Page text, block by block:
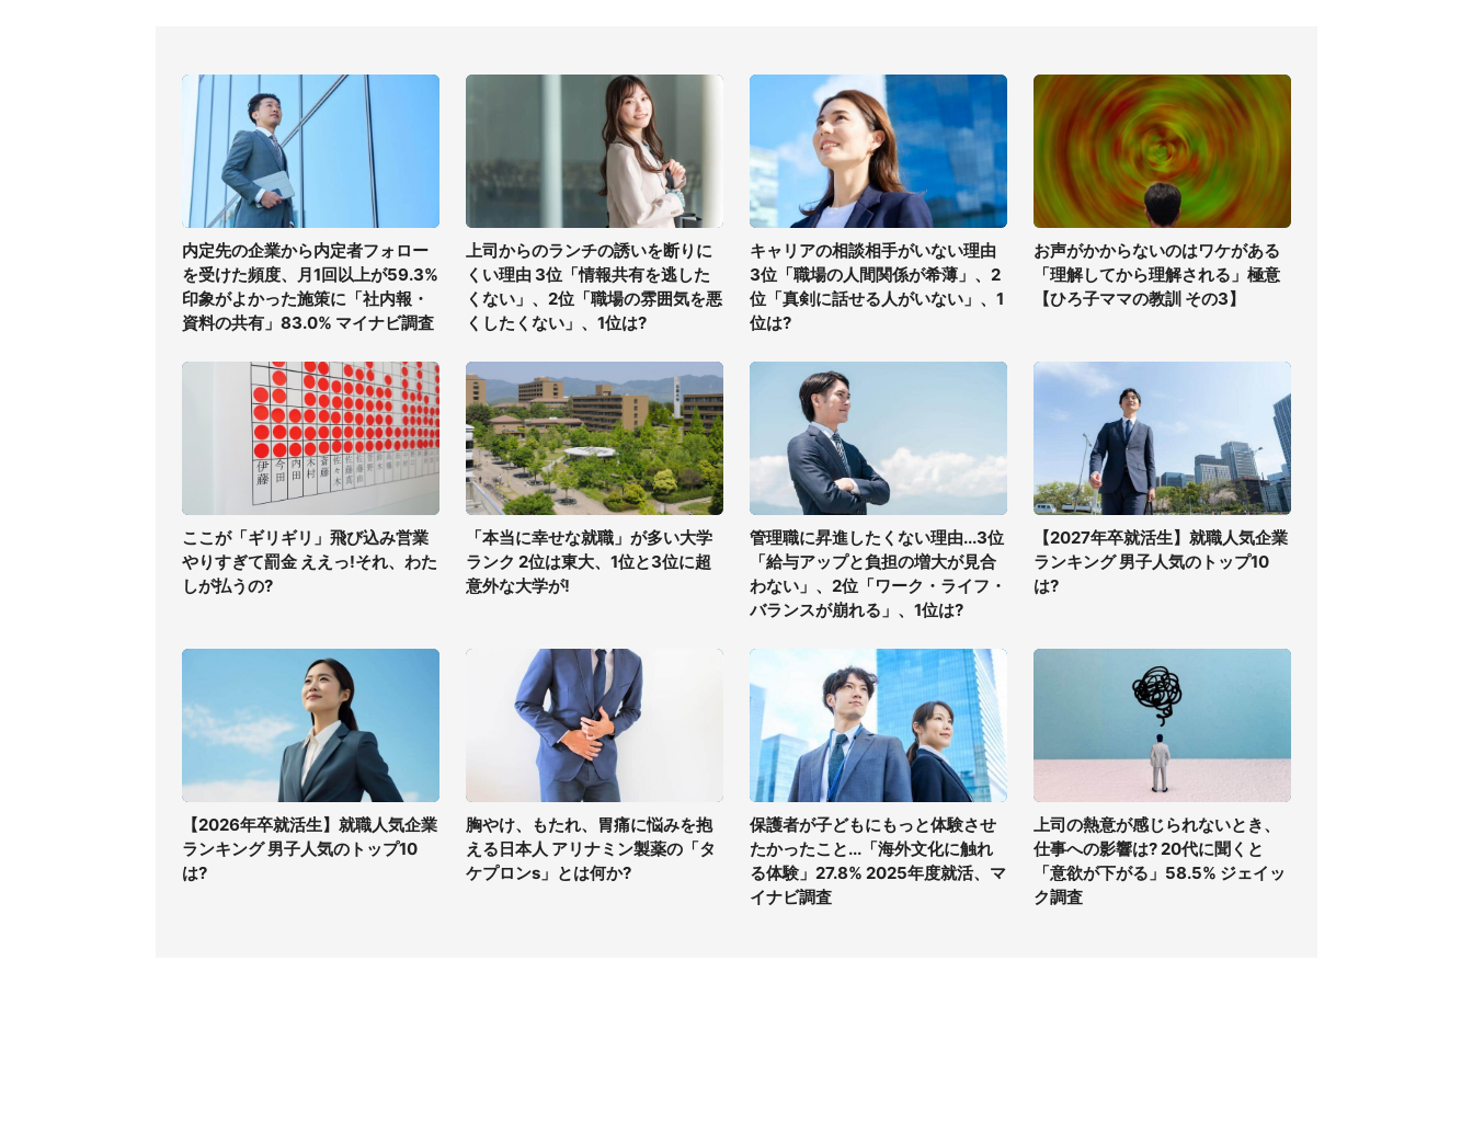
内定先の企業から内定者フォロー
を受けた頻度、月1回以上が59.3%
印象がよかった施策に「社内報・
資料の共有」83.0% マイナビ調査
上司からのランチの誘いを断りに
くい理由 3位「情報共有を逃した
くない」、2位「職場の雰囲気を悪
くしたくない」、1位は?
キャリアの相談相手がいない理由
3位「職場の人間関係が希薄」、2
位「真剣に話せる人がいない」、1
位は?
お声がかからないのはワケがある
「理解してから理解される」極意
【ひろ子ママの教訓 その3】
ここが「ギリギリ」飛び込み営業
やりすぎて罰金 ええっ!それ、わた
しが払うの?
「本当に幸せな就職」が多い大学
ランク 2位は東大、1位と3位に超
意外な大学が!
管理職に昇進したくない理由...3位
「給与アップと負担の増大が見合
わない」、2位「ワーク・ライフ・
バランスが崩れる」、1位は?
【2027年卒就活生】就職人気企業
ランキング 男子人気のトップ10
は?
【2026年卒就活生】就職人気企業
ランキング 男子人気のトップ10
は?
胸やけ、もたれ、胃痛に悩みを抱
える日本人 アリナミン製薬の「タ
ケプロンs」とは何か?
保護者が子どもにもっと体験させ
たかったこと...「海外文化に触れ
る体験」27.8% 2025年度就活、マ
イナビ調査
上司の熱意が感じられないとき、
仕事への影響は? 20代に聞くと
「意欲が下がる」58.5% ジェイッ
ク調査